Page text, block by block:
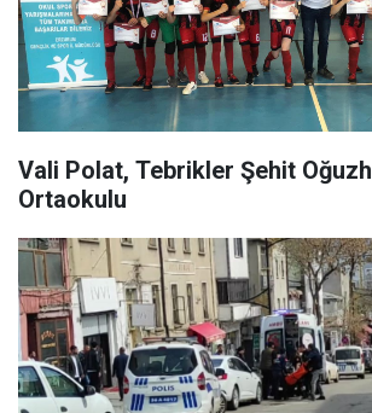
Vali Polat, Tebrikler Şehit
Ortaokulu